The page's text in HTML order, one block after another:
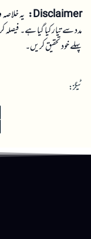
Disclaimer:
مدد سے تیار کیا گیا ہے۔
پہلے خود تحقیق کریں۔
ٹیگز: